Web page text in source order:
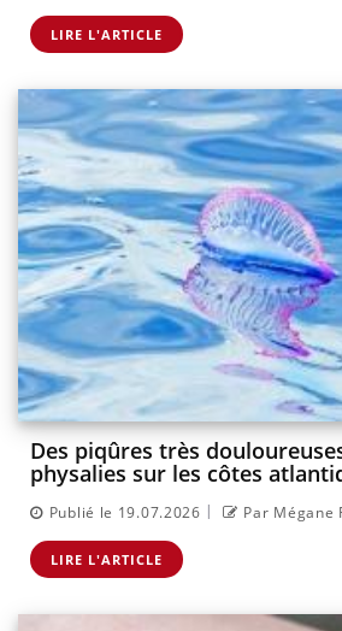
LIRE L'ARTICLE
Des piqûres très
physalies sur les côtes
Publié le 19.07.2026 | Par Mégane
LIRE L'ARTICLE